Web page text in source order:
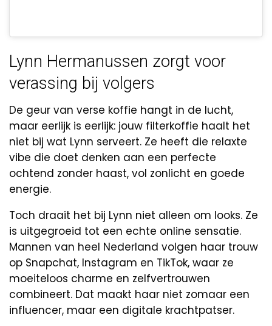
Lynn Hermanussen zorgt voor
verassing bij volgers
De geur van verse koffie hangt in de lucht,
maar eerlijk is eerlijk: jouw filterkoffie haalt het
niet bij wat Lynn serveert. Ze heeft die relaxte
vibe die doet denken aan een perfecte
ochtend zonder haast, vol zonlicht en goede
energie.
Toch draait het bij Lynn niet alleen om looks. Ze
is uitgegroeid tot een echte online sensatie.
Mannen van heel Nederland volgen haar trouw
op Snapchat, Instagram en TikTok, waar ze
moeiteloos charme en zelfvertrouwen
combineert. Dat maakt haar niet zomaar een
influencer, maar een digitale krachtpatser.